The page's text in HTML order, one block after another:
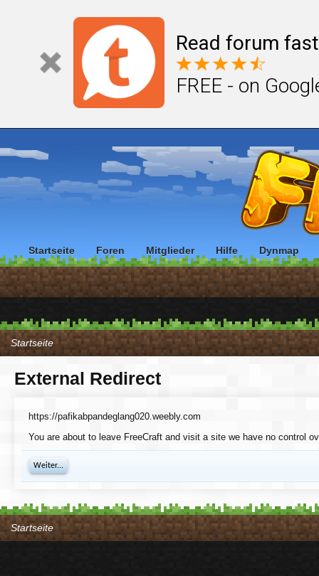
Read forum
FREE - on
Startseite
External Redirect
https://pafikabpandeglang020.weebly.com
You are about to leave FreeCraft and visit a site we have no control
Weiter...
Startseite
Startseite Foren Mitglieder Hilfe Dynmap